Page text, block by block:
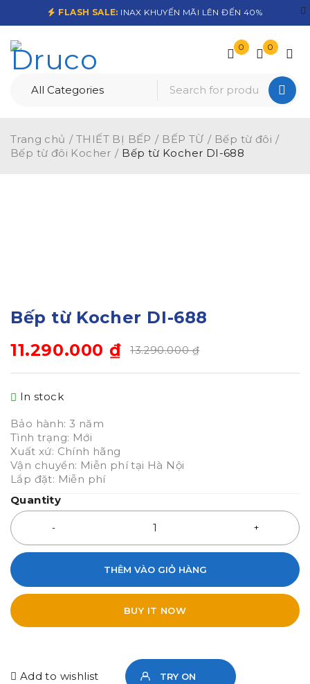
FLASH SALE: INAX KHUYẾN MÃI LÊN ĐẾN 40%
0 0
Trang chủ / THIẾT BỊ BẾP / BẾP TỪ / Bếp từ đôi /
Bếp từ đôi Kocher / Bếp từ Kocher DI-688
Bếp từ Kocher DI-688
13.290.000₫
11.290.000 ₫
In stock
Bảo hành: 3 năm
Tình trạng: Mới
Xuất xứ: Chính hãng
Vận chuyển: Miễn phí tại Hà Nội
Lắp đặt: Miễn phí
Quantity
THÊM VÀO GIỎ HÀNG
BUY IT NOW
Add to wishlist TRY ON